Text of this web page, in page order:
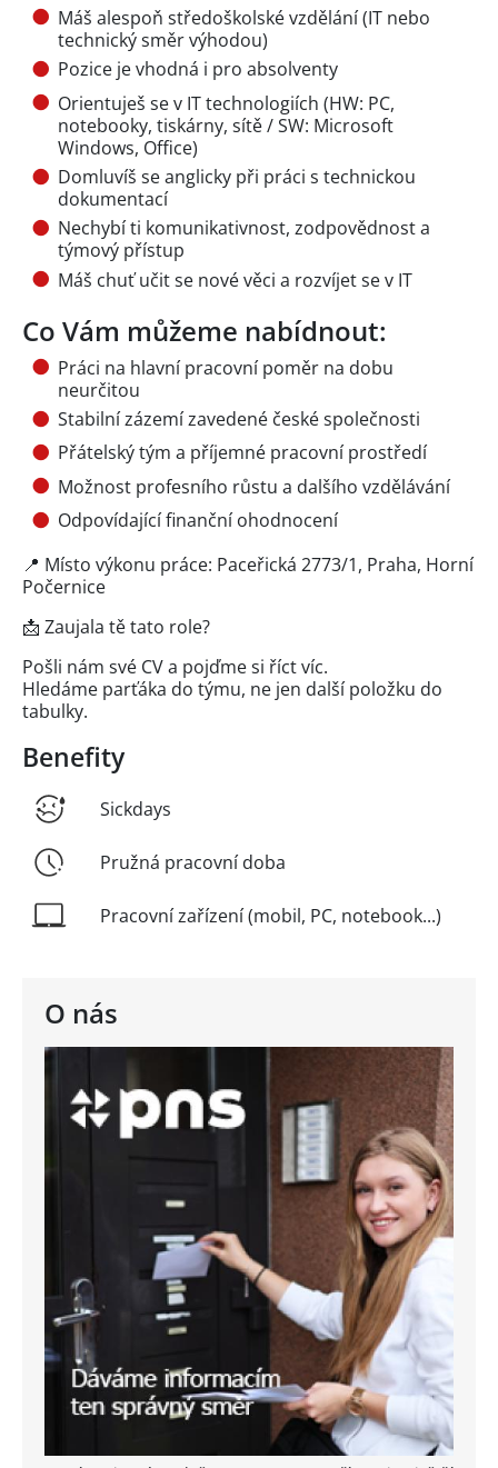
O nás
Máš alespoň středoškolské vzdělání (IT nebo
technický směr výhodou)
Pozice je vhodná i pro absolventy
Orientuješ se v IT technologiích (HW: PC,
notebooky, tiskárny, sítě / SW: Microsoft
Windows, Office)
Domluvíš se anglicky při práci s technickou
dokumentací
Nechybí ti komunikativnost, zodpovědnost a
týmový přístup
Máš chuť učit se nové věci a rozvíjet se v IT
Co Vám můžeme nabídnout:
Práci na hlavní pracovní poměr na dobu
neurčitou
Stabilní zázemí zavedené české společnosti
Přátelský tým a příjemné pracovní prostředí
Možnost profesního růstu a dalšího vzdělávání
Odpovídající finanční ohodnocení
📍 Místo výkonu práce: Paceřická 2773/1, Praha, Horní
Počernice
📩 Zaujala tě tato role?
Pošli nám své CV a pojďme si říct víc.
Hledáme parťáka do týmu, ne jen další položku do
tabulky.
Benefity
Sickdays
Pružná pracovní doba
Pracovní zařízení (mobil, PC, notebook...)